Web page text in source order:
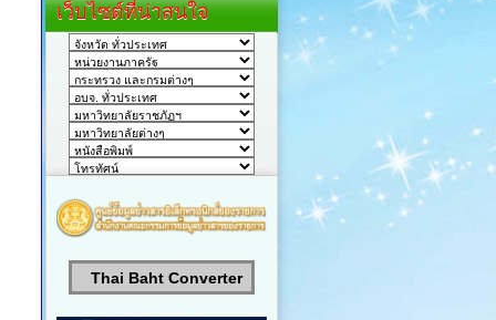
เว็บไซต์ที่น่าสนใจ
Thai Baht Converter